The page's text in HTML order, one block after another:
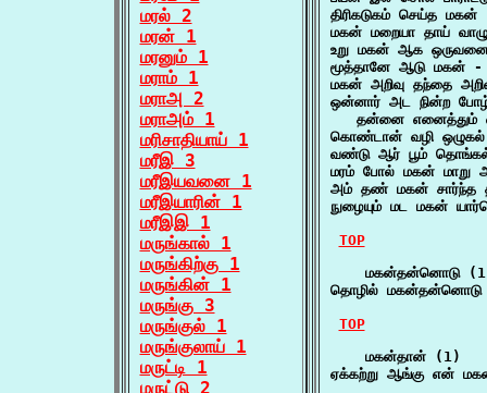
மரல் 2
மரன் 1
மரனும் 1
மராம் 1
மராஅ 2
மராஅம் 1
மரிசாதியாய் 1
மரீஇ 3
மரீஇயவனை 1
மரீஇயாரின் 1
மரீஇஇ 1
மருங்கால் 1
மருங்கிற்கு 1
மருங்கின் 1
மருங்கு 3
மருங்குல் 1
மருங்குலாய் 1
மருட்டி 1
மருட்டு 2
திரிகடுகம் செய்த மகன்
மகன் மறையா தாய்
உறு மகன் ஆக
மூத்தானே ஆடு மகன்
மகன் அறிவு தந்தை
ஒன்னார் அட நின்ற
தன்னை எனைத்தும்
கொண்டான் வழி
வண்டு ஆர் பூம்
மரம் போல் மகன் மாறு
அம் தண் மகன் சார்ந்த
நுழையும் மட மகன்
TOP
மகன்தன்னொடு
தொழில் மகன்தன்னொடு
TOP
    மகன்தான் (1)
ஏக்கற்று ஆங்கு என்